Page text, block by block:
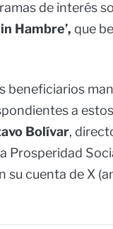
de interés
Hambre’, que
beneficiarios
a
Bolívar,
Prosperidad
su cuenta de X